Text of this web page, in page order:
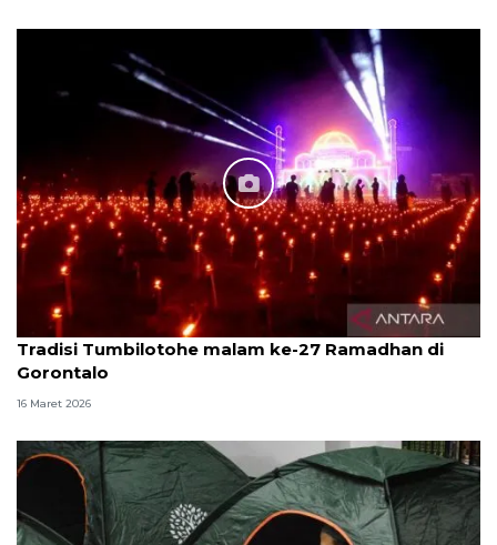
Tradisi Tumbilotohe malam ke-27 Ramadhan di
Gorontalo
16 Maret 2026